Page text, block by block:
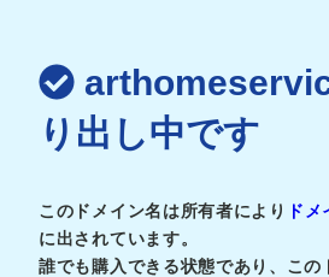
り出し中です
このドメイン名は所有者により ド
に出されています。
誰でも購入できる状態であり、この